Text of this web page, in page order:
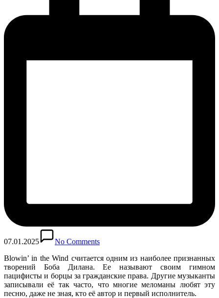
07.01.2025
No Comments
Blowin’ in the Wind считается одним из наиболее признанных
творений Боба Дилана. Ее называют своим гимном
пацифисты и борцы за гражданские права. Другие музыканты
записывали её так часто, что многие меломаны любят эту
песню, даже не зная, кто её автор и первый исполнитель.